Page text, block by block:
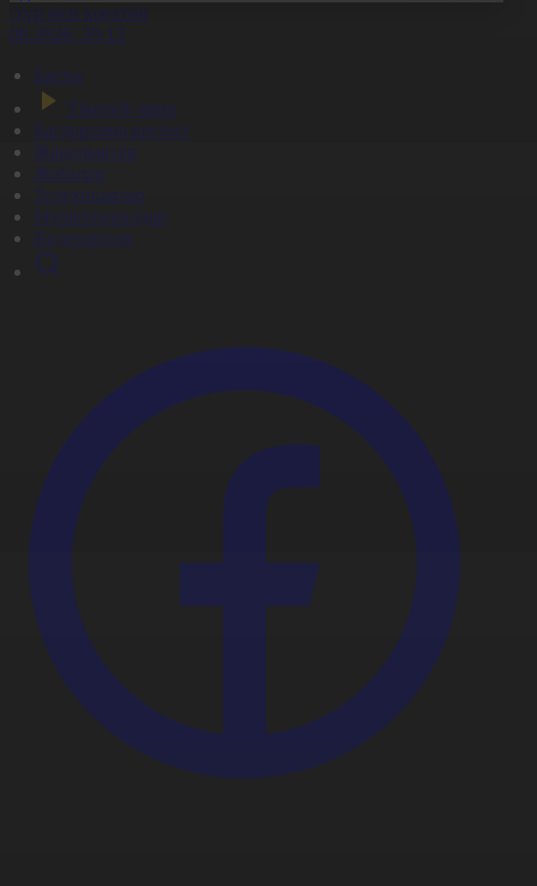
мен креатив
20:13
Басты
Тікелей эфир
Бағдарлама кестесі
Жаңалықтар
Жобалар
Телехикаялар
Мультсериалдар
Видеоархив